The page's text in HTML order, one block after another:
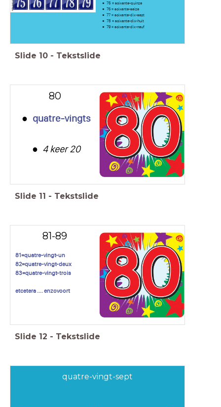
75 = soixante-quinze
76 = soixante-seize
77 = soixante-dix-sept
78 = soixante-dix-huit
79 = soixante-dix-neuf
Slide 10 - Tekstslide
80
quatre-vingts
4 keer 20
Slide 11 - Tekstslide
81-89
81=quatre-vingt-un
82=quatre-vingt-deux
83=quatre-vingt-trois
etcetera .... enzovoort
Slide 12 - Tekstslide
quatre-vingt-sept